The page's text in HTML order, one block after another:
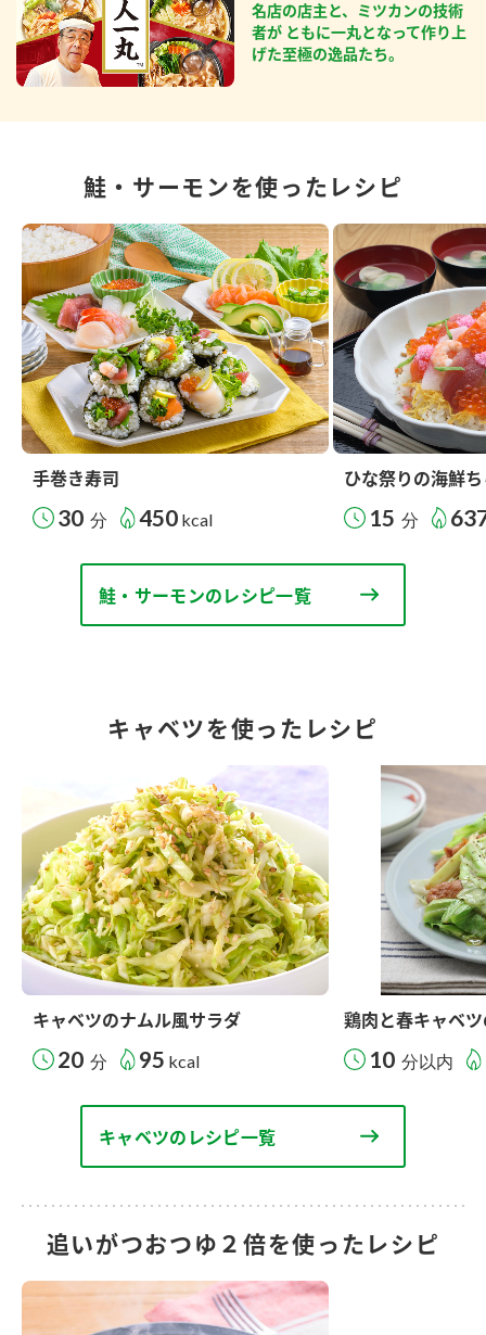
名店の店主と、ミツカンの技術
者が ともに一丸となって作り上
げた至極の逸品たち。
鮭・サーモンを使ったレシピ
手巻き寿司
30 分 450 kcal
ひな祭りの海鮮
15 分
鮭・サーモンのレシピ一覧
キャベツを使ったレシピ
キャベツのナムル風サラダ
20 分 95 kcal
鶏肉と春キャベ
10 分以内
キャベツのレシピ一覧
追いがつおつゆ２倍を使ったレシピ